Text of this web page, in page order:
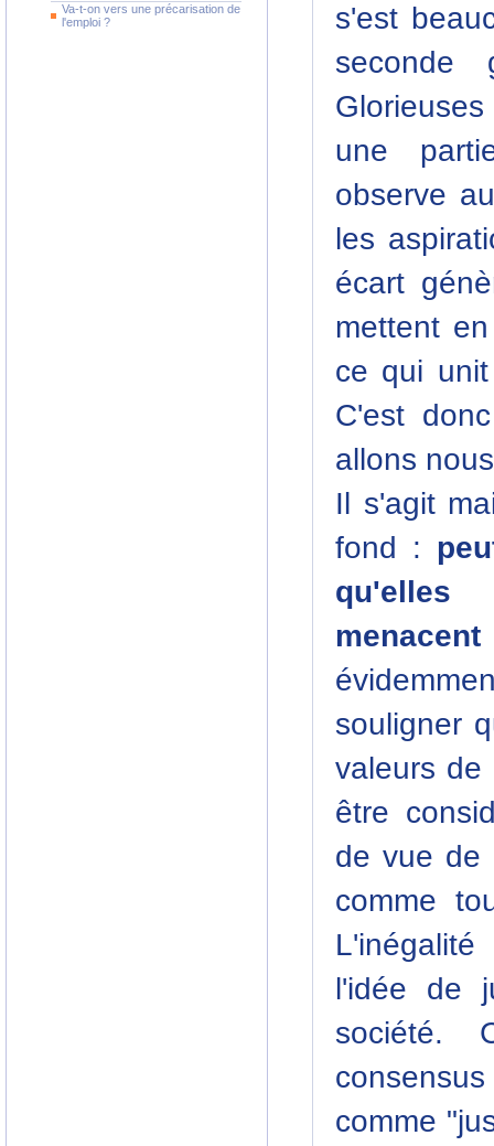
Va-t-on vers une précarisation de
l'emploi ?
s'est
seconde
une
observe
les
écart
mettent
ce qui
C'est
allons
Il s'agit
fond :
qu'elles
souligner
valeurs de
être
de vue de
comme
l'idée de
société.
comme